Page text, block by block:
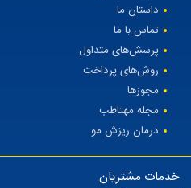
داستان ما
تماس با ما
پرسش‌های متداول
روش‌های پرداخت
مجوزها
مجله مهتاطب
درمان ریزش مو
خدمات مشتریان